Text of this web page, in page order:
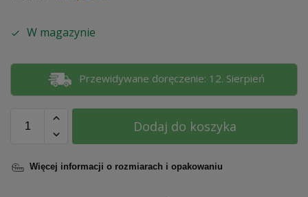
W magazynie
Przewidywane doręczenie: 12. Sierpień
Dodaj do koszyka
Więcej informacji o rozmiarach i opakowaniu